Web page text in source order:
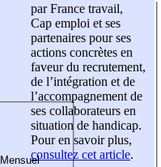
par France travail,
Cap emploi et ses
partenaires pour ses
actions concrètes en
faveur du recrutement,
de l’intégration et de
l’accompagnement de
ses collaborateurs en
situation de handicap.
Pour en savoir plus,
consultez cet article.